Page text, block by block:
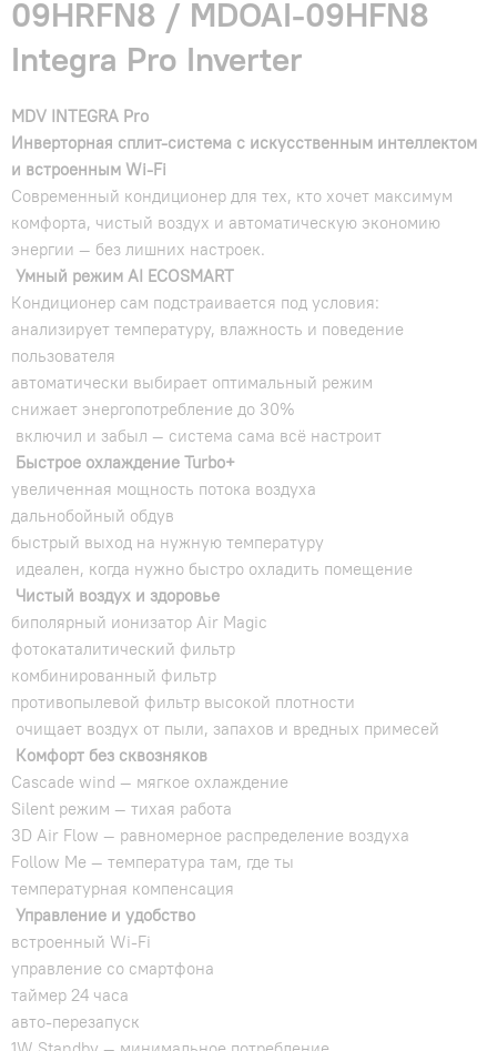
09HRFN8 / MDOAI-09HFN8
Integra Pro Inverter
MDV INTEGRA Pro
Инверторная сплит-система с искусственным интеллектом
и встроенным Wi-Fi
Современный кондиционер для тех, кто хочет максимум
комфорта, чистый воздух и автоматическую экономию
энергии — без лишних настроек.
Умный режим AI ECOSMART
Кондиционер сам подстраивается под условия:
анализирует температуру, влажность и поведение
пользователя
автоматически выбирает оптимальный режим
снижает энергопотребление до 30%
включил и забыл — система сама всё настроит
Быстрое охлаждение Turbo+
увеличенная мощность потока воздуха
дальнобойный обдув
быстрый выход на нужную температуру
идеален, когда нужно быстро охладить помещение
Чистый воздух и здоровье
биполярный ионизатор Air Magic
фотокаталитический фильтр
комбинированный фильтр
противопылевой фильтр высокой плотности
очищает воздух от пыли, запахов и вредных примесей
Комфорт без сквозняков
Cascade wind — мягкое охлаждение
Silent режим — тихая работа
3D Air Flow — равномерное распределение воздуха
Follow Me — температура там, где ты
температурная компенсация
Управление и удобство
встроенный Wi-Fi
управление со смартфона
таймер 24 часа
авто-перезапуск